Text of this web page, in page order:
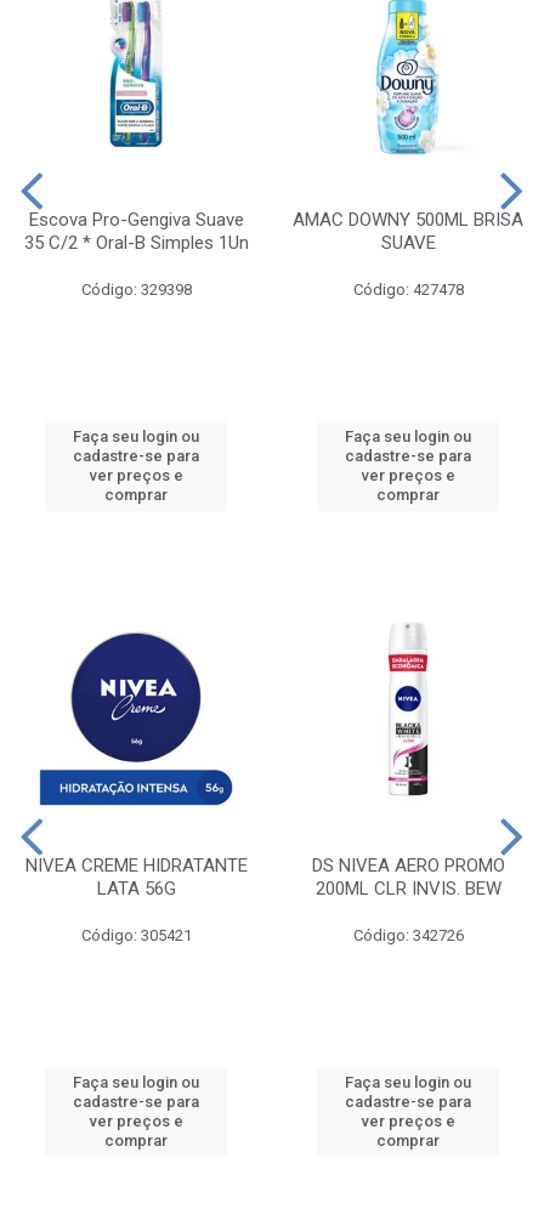
Escova Pro-Gengiva Suave
35 C/2 * Oral-B Simples 1Un
Código: 329398
Faça seu login ou
cadastre-se para
ver preços e
comprar
AMAC DOWNY 500ML BRISA
SUAVE
Código: 427478
Faça seu login ou
cadastre-se para
ver preços e
comprar
NIVEA CREME HIDRATANTE
LATA 56G
Código: 305421
Faça seu login ou
cadastre-se para
ver preços e
comprar
DS NIVEA AERO PROMO
200ML CLR INVIS. BEW
Código: 342726
Faça seu login ou
cadastre-se para
ver preços e
comprar